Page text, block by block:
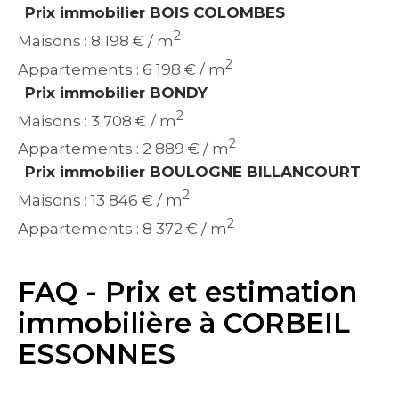
Prix immobilier BOIS COLOMBES
Maisons : 8 198 € / m2
Appartements : 6 198 € / m2
Prix immobilier BONDY
Maisons : 3 708 € / m2
Appartements : 2 889 € / m2
Prix immobilier BOULOGNE BILLANCOURT
Maisons : 13 846 € / m2
Appartements : 8 372 € / m2
FAQ - Prix et estimation
immobilière à CORBEIL
ESSONNES